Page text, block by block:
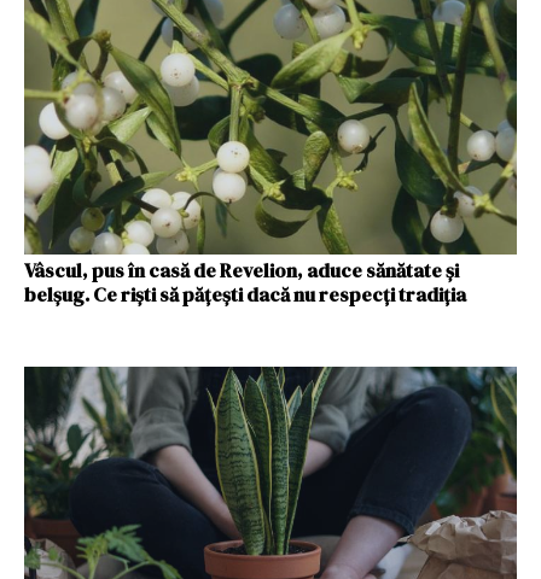
Vâscul, pus în casă de Revelion, aduce sănătate și
belșug. Ce riști să pățești dacă nu respecți tradiția